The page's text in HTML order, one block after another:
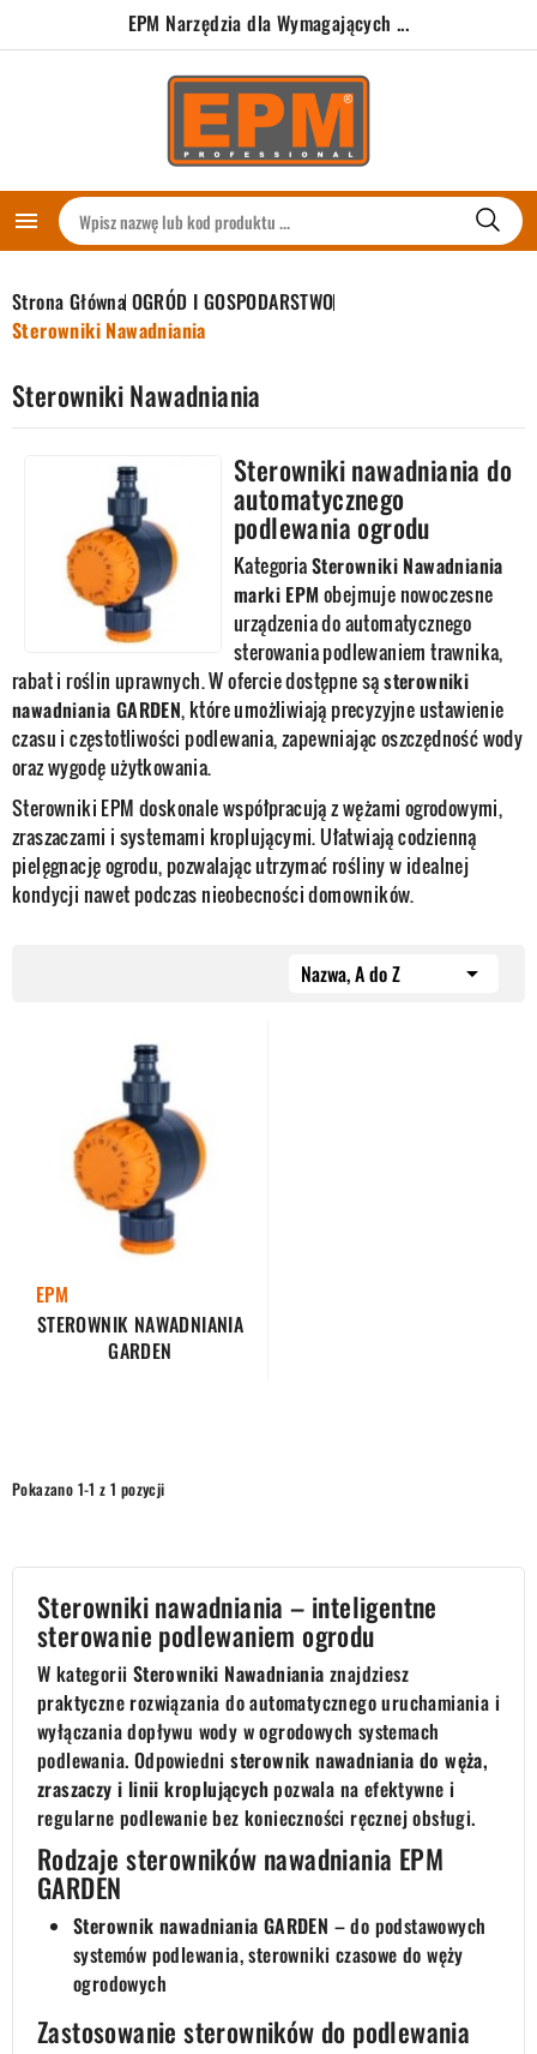
EPM Narzędzia dla Wymagających ...

Strona Główna OGRÓD I GOSPODARSTWO
Sterowniki Nawadniania
Sterowniki Nawadniania
Sterowniki nawadniania do
automatycznego
podlewania ogrodu
KategoriaSterowniki Nawadniania
marki EPMobejmuje nowoczesne
urządzenia do automatycznego
sterowania podlewaniem trawnika,
rabat i roślin uprawnych. W ofercie dostępne sąsterowniki
nawadniania GARDEN, które umożliwiają precyzyjne ustawienie
czasu i częstotliwości podlewania, zapewniając oszczędność wody
oraz wygodę użytkowania.
Sterowniki EPM doskonale współpracują z wężami ogrodowymi,
zraszaczami i systemami kroplującymi. Ułatwiają codzienną
pielęgnację ogrodu, pozwalając utrzymać rośliny w idealnej
kondycji nawet podczas nieobecności domowników.
Nazwa, A do Z 
EPM
STEROWNIK NAWADNIANIA
GARDEN
Pokazano 1-1 z 1 pozycji
Sterowniki nawadniania – inteligentne
sterowanie podlewaniem ogrodu
W kategorii Sterowniki Nawadniania znajdziesz
praktyczne rozwiązania do automatycznego uruchamiania i
wyłączania dopływu wody w ogrodowych systemach
podlewania. Odpowiednisterownik nawadniania do węża,
zraszaczy i linii kroplującychpozwala na efektywne i
regularne podlewanie bez konieczności ręcznej obsługi.
Rodzaje sterowników nawadniania EPM
GARDEN
Sterownik nawadniania GARDEN – do podstawowych
systemów podlewania, sterowniki czasowe do węży
ogrodowych
Zastosowanie sterowników do podlewania